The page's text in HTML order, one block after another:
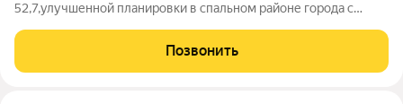
52,7,улучшенной планировки в спальном районе города с
школа, детский сад, фельдшерско-акушерский пункт (ФАП),
магазин «Пятёрочка», аптека и
Позвонить